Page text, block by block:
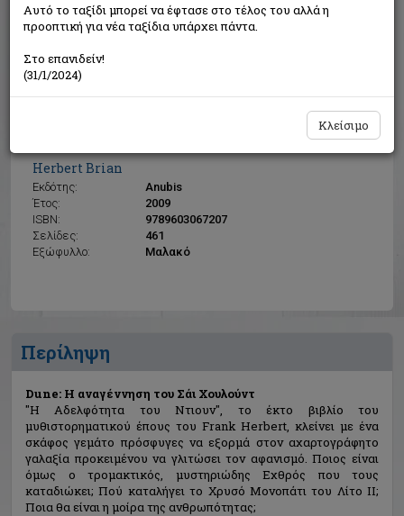
Dune: Η αναγέννηση του Σάι Χουλούντ
Herbert Brian
Εκδότης:
Anubis
Έτος:
2009
ISBN:
9789603067207
Σελίδες:
461
Εξώφυλλο:
Μαλακό
Η τιμή μας:€22,95
Δεν υπάρχει δυνατότητα παραγγελίας
Περίληψη
Dune: Η αναγέννηση του Σάι Χουλούντ
"Η Αδελφότητα του Ντιουν", το έκτο βιβλίο του
μυθιστορηματικού έπους του Frank Herbert, κλείνει με ένα
σκάφος γεμάτο πρόσφυγες να εξορμά στον αχαρτογράφητο
γαλαξία προκειμένου να γλιτώσει τον αφανισμό. Ποιος είναι
όμως ο τρομακτικός, μυστηριώδης Εχθρός που τους
καταδιώκει; Πού καταλήγει το Χρυσό Μονοπάτι του Λίτο ΙΙ;
Ποια θα είναι η μοίρα της ανθρωπότητας;
Αυτό το ταξίδι μπορεί να έφτασε στο τέλος του αλλά η
προοπτική για νέα ταξίδια υπάρχει πάντα.
Στο επανιδείν!
(31/1/2024)
Κλείσιμο